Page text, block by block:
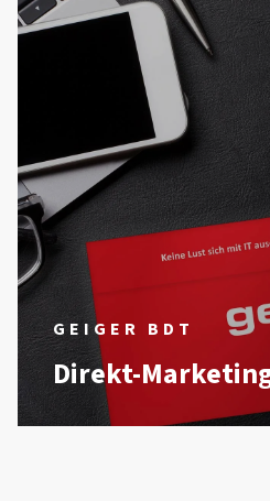
GEIGER BDT
Direkt-